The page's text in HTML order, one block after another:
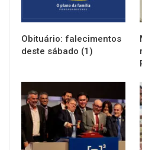
Obituário: falecimentos
deste sábado (1)
NOTÍCIAS